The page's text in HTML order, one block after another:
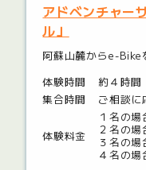
アドベンチャー
ル」
阿蘇山麓からe-Bike
体験時間
約４時間
集合時間
ご相談に
体験料金
１名の
２名の
３名の
４名の